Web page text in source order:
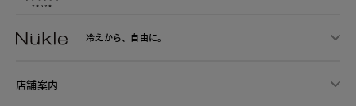
冷えから、 自由に。
店舗案内